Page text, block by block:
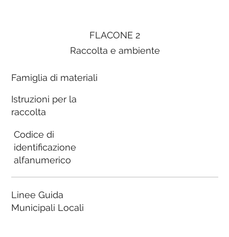
FLACONE 2
Raccolta e ambiente
Famiglia di materiali
Istruzioni per la
raccolta
Codice di
identificazione
alfanumerico
Linee Guida
Municipali Locali